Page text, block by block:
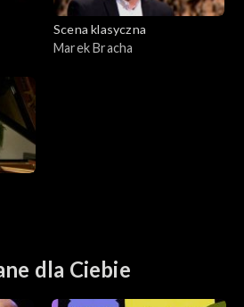
Scena klasyczna
Marek Bracha
dla Ciebie